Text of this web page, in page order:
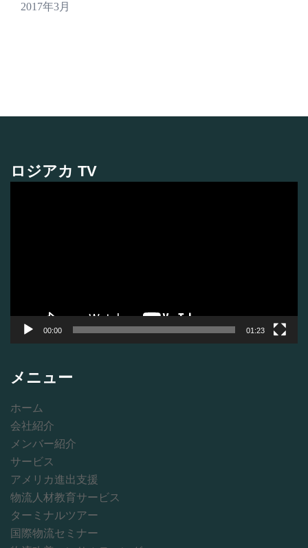
2017年3月
ロジアカ TV
00:00 01:23
メニュー
ホーム
会社紹介
メンバー紹介
サービス
アメリカ進出支援
物流人材教育サービス
ターミナルツアー
国際物流セミナー